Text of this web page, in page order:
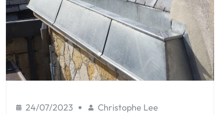
24/07/2023 Christophe Lee